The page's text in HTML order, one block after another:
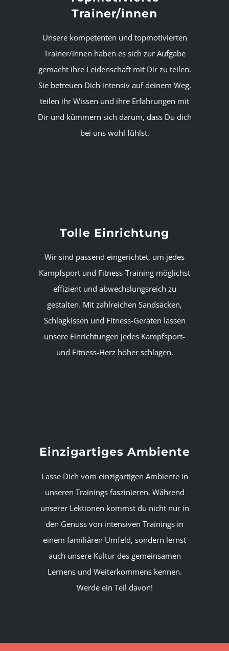
Trainer/innen
Unsere kompetenten und topmotivierten
Trainer/innen haben es sich zur Aufgabe
gemacht ihre Leidenschaft mit Dir zu teilen.
Sie betreuen Dich intensiv auf deinem Weg,
teilen ihr Wissen und ihre Erfahrungen mit
Dir und kümmern sich darum, dass Du dich
bei uns wohl fühlst.
Tolle Einrichtung
Wir sind passend eingerichtet, um jedes
Kampfsport und Fitness-Training möglichst
effizient und abwechslungsreich zu
gestalten. Mit zahlreichen Sandsäcken,
Schlagkissen und Fitness-Geräten lassen
unsere Einrichtungen jedes Kampfsport-
und Fitness-Herz höher schlagen.
Einzigartiges Ambiente
Lasse Dich vom einzigartigen Ambiente in
unseren Trainings faszinieren. Während
unserer Lektionen kommst du nicht nur in
den Genuss von intensiven Trainings in
einem familiären Umfeld, sondern lernst
auch unsere Kultur des gemeinsamen
Lernens und Weiterkommens kennen.
Werde ein Teil davon!